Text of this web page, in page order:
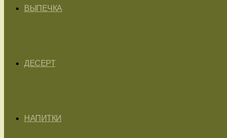
ВЫПЕЧКА
ДЕСЕРТ
НАПИТКИ